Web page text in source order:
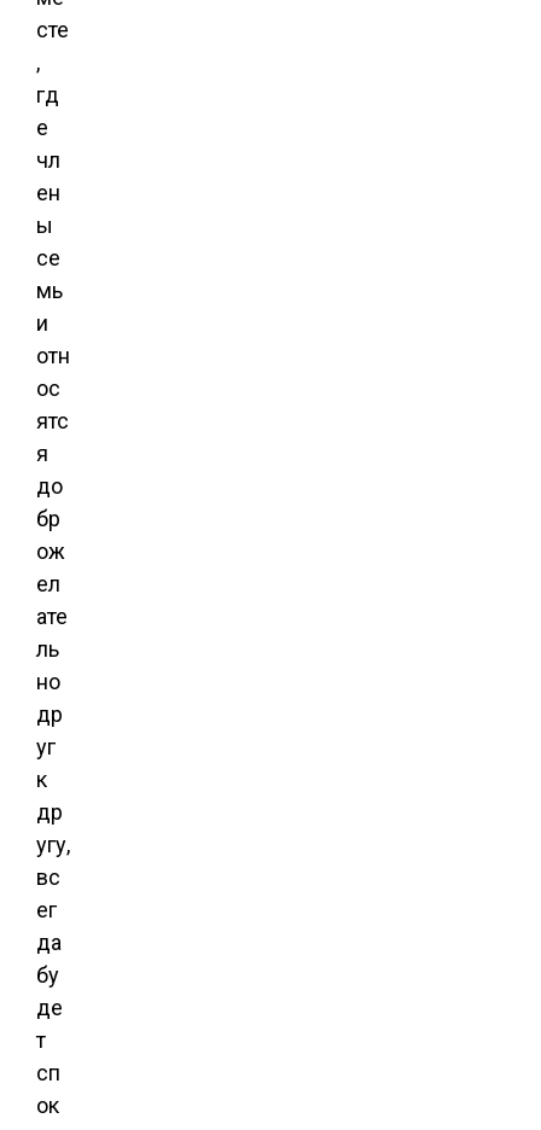
сте
,
гд
е
чл
ен
ы
се
мь
и
отн
ос
ятс
я
до
бр
ож
ел
ате
ль
но
др
уг
к
др
угу,
вс
ег
да
бу
де
т
сп
ок